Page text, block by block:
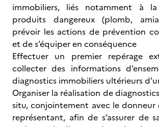
immobiliers, liés notamment à
produits dangereux (plomb,
prévoir les actions de prévention
et de s’équiper en conséquence
Effectuer un premier repérage
collecter des informations
diagnostics immobiliers ultérieurs
Organiser la réalisation de
situ, conjointement avec le donneur
représentant, afin de s’assurer de